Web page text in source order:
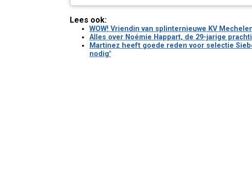
Lees ook:
WOW! Vriendin van splinternieuwe KV
Alles over Noémie Happart, de 29-jarige
Martinez heeft goede reden voor selectie
nodig"